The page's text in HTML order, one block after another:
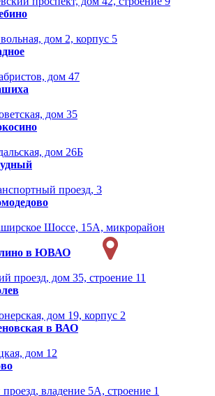
дом 2, корпус 5
дом 47
дом 35
дом 26Б
проезд, 3
Шоссе, 15А, микрорайон
в ЮВАО
проезд, дом 35, строение 11
дом 19, корпус 2
в ВАО
дом 12
владение 5А, строение 1